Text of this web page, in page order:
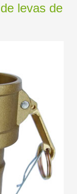
PL
RO
HU
levas de